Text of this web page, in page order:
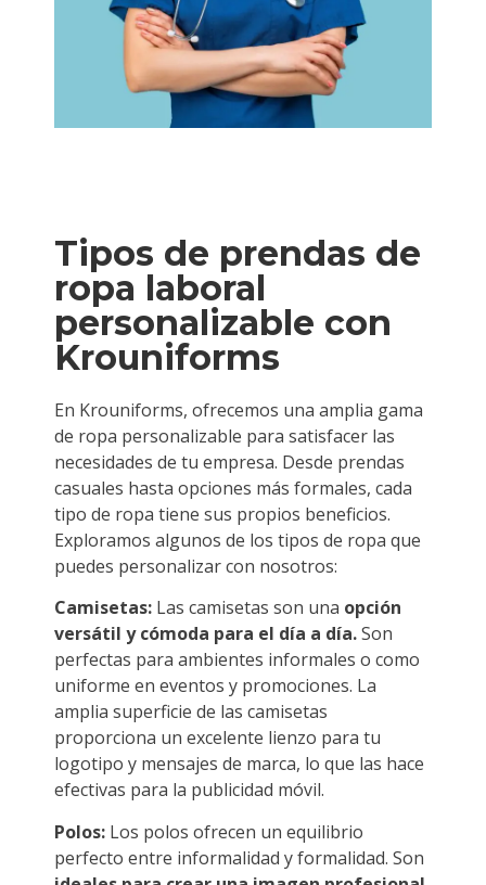
Tipos de prendas de
ropa laboral
personalizable con
Krouniforms
En Krouniforms, ofrecemos una amplia gama
de ropa personalizable para satisfacer las
necesidades de tu empresa. Desde prendas
casuales hasta opciones más formales, cada
tipo de ropa tiene sus propios beneficios.
Exploramos algunos de los tipos de ropa que
puedes personalizar con nosotros:
Camisetas: Las camisetas son una opción
versátil y cómoda para el día a día.Son
perfectas para ambientes informales o como
uniforme en eventos y promociones. La
amplia superficie de las camisetas
proporciona un excelente lienzo para tu
logotipo y mensajes de marca, lo que las hace
efectivas para la publicidad móvil.
Polos: Los polos ofrecen un equilibrio
perfecto entre informalidad y formalidad. Son